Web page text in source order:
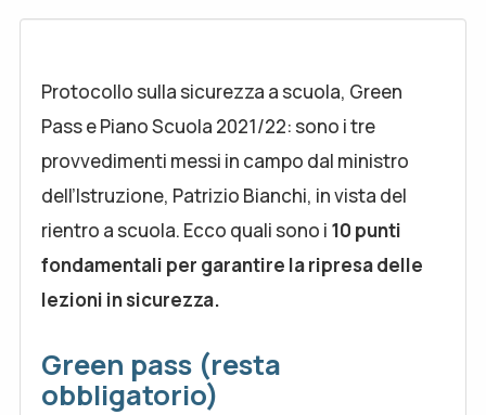
Protocollo sulla sicurezza a scuola, Green
Pass e Piano Scuola 2021/22: sono i tre
provvedimenti messi in campo dal ministro
dell’Istruzione, Patrizio Bianchi, in vista del
rientro a scuola. Ecco quali sono i 10 punti
fondamentali per garantire la ripresa delle
lezioni in sicurezza.
Green pass (resta
obbligatorio)